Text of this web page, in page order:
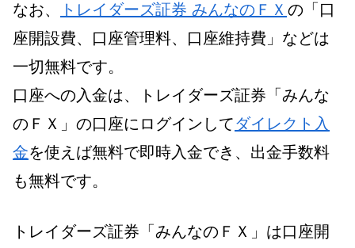
なお、 トレイダーズ証券 みんなのＦＸ の「口
座開設費、口座管理料、口座維持費」などは
一切無料です。
口座への入金は、トレイダーズ証券「みんな
のＦＸ」の口座にログインしてダイレクト入
金を使えば無料で即時入金でき、出金手数料
も無料です。
トレイダーズ証券「みんなのＦＸ」は口座開